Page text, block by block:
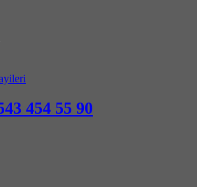
454 55 90